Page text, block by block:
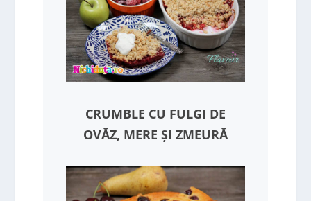
CRUMBLE CU FULGI DE
OVĂZ, MERE ȘI ZMEURĂ